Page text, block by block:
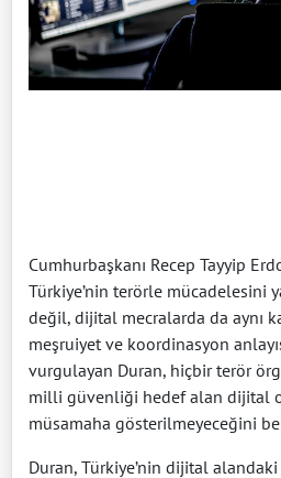
Cumhurbaşkanı Recep Tayyip
Türkiye’nin terörle mücadelesini
değil, dijital mecralarda da aynı
meşruiyet ve koordinasyon
vurgulayan Duran, hiçbir terör
milli güvenliği hedef alan dijital
müsamaha gösterilmeyeceğini
Duran, Türkiye’nin dijital